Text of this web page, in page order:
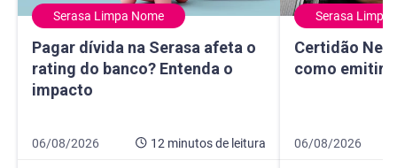
Serasa Limpa Nome
Pagar dívida na Serasa afeta o
rating do banco? Entenda o
impacto
Pagar dívida na Serasa afeta o rating do banco? Entenda
Data de publicação 6 de agosto de 2026
06/08/2026 12 minutosde leitura
12 minutos de leitura
Serasa Limpa
Certidão
como emitir
Certidão
Data de
06/08/2026
8 minutos de